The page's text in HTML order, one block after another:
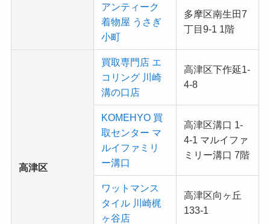
アンティーク
着物屋 うさぎ
小町
多摩区南生田7
丁目9-1 1階
高津区
買取専門店 エ
コリング 川崎
溝の口店
高津区下作延1-
4-8
KOMEHYO 買
取センター マ
ルイファミリ
ー溝口
高津区溝口 1-
4-1 マルイファ
ミリー溝口 7階
ワットマンス
タイル 川崎梶
ヶ谷店
高津区向ヶ丘
133-1